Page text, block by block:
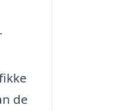
de